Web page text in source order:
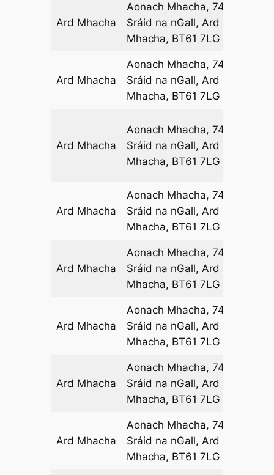
Ard Mhacha
Aonach Mhacha, 74-76
Sráid na nGall, Ard
Mhacha, BT61 7LG
Ard Mhacha
Aonach Mhacha, 74-76
Sráid na nGall, Ard
Mhacha, BT61 7LG
Ard Mhacha
Aonach Mhacha, 74-76
Sráid na nGall, Ard
Mhacha, BT61 7LG
Ard Mhacha
Aonach Mhacha, 74-76
Sráid na nGall, Ard
Mhacha, BT61 7LG
Ard Mhacha
Aonach Mhacha, 74-76
Sráid na nGall, Ard
Mhacha, BT61 7LG
Ard Mhacha
Aonach Mhacha, 74-76
Sráid na nGall, Ard
Mhacha, BT61 7LG
Ard Mhacha
Aonach Mhacha, 74-76
Sráid na nGall, Ard
Mhacha, BT61 7LG
Ard Mhacha
Aonach Mhacha, 74-76
Sráid na nGall, Ard
Mhacha, BT61 7LG